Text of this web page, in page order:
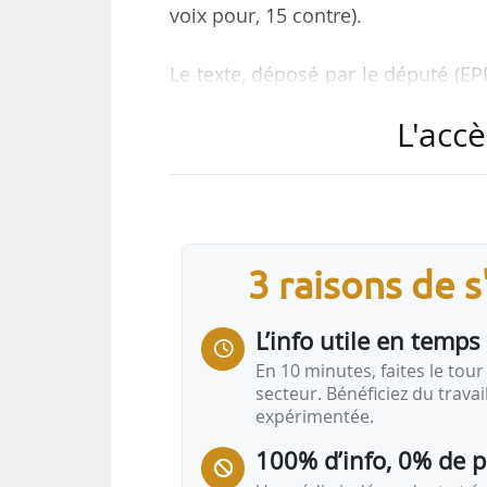
voix pour, 15 contre).
Le texte, déposé par le député
sociaux lorsque celles-ci
L’objectif poursuivi est de
commercial (fonds de
les périmètres de sauvegarde du
3 raisons de
L’info utile en
En 10 minutes, faites le tour
secteur. Bénéficiez du
expérimentée.
100% d’info, 0% de